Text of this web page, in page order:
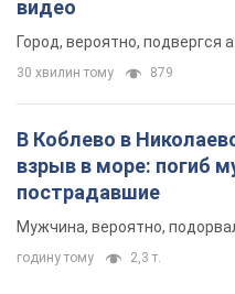
видео
Город, вероятно, подвергся
30 хвилин тому 879
В Коблево в
взрыв в море: погиб
пострадавшие
Мужчина, вероятно,
годину тому 2,3 т.